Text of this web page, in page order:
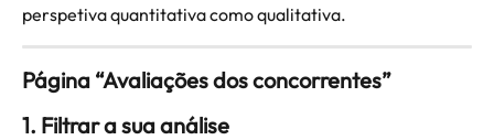
perspetiva quantitativa como qualitativa.
Página “Avaliações dos concorrentes”
1. Filtrar a sua análise